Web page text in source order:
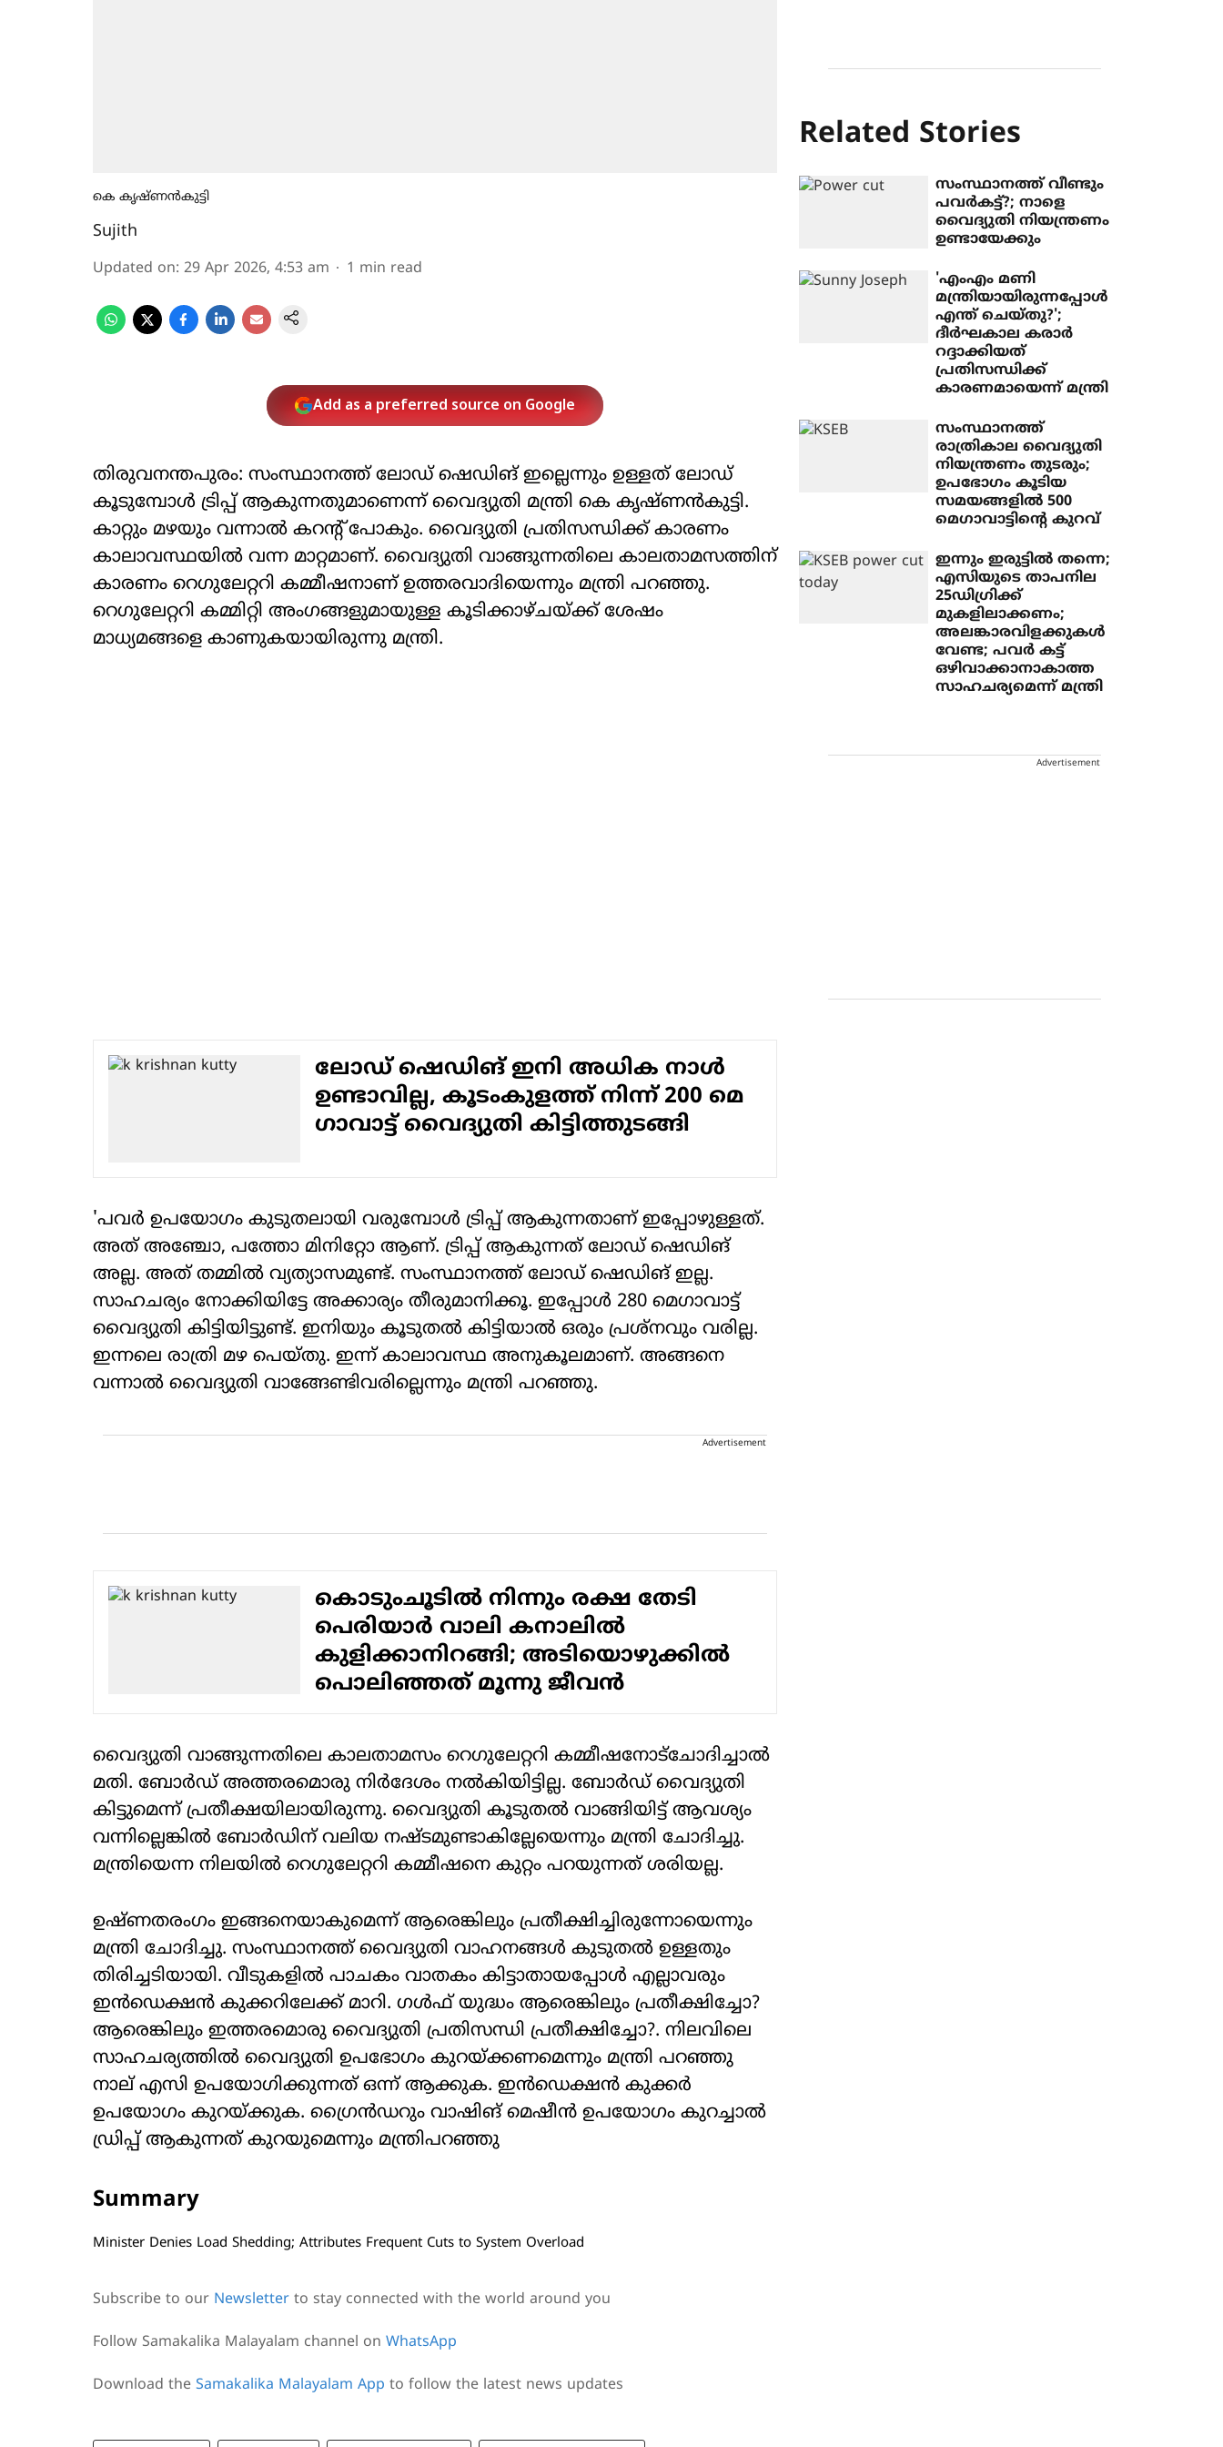
കെ കൃഷ്ണന്‍കുട്ടി
Sujith
Updated on: 29 Apr 2026, 4:53 am 1 min read
Add as a preferred source on Google
തിരുവനന്തപുരം: സംസ്ഥാനത്ത് ലോഡ് ഷെഡിങ് ഇല്ലെന്നും ഉള്ളത് ലോഡ്
കൂടുമ്പോള്‍ ട്രിപ്പ് ആകുന്നതുമാണെന്ന് വൈദ്യുതി മന്ത്രി കെ കൃഷ്ണന്‍കുട്ടി.
കാറ്റും മഴയും വന്നാല്‍ കറന്റ് പോകും. വൈദ്യുതി പ്രതിസന്ധിക്ക് കാരണം
കാലാവസ്ഥയില്‍ വന്ന മാറ്റമാണ്. വൈദ്യുതി വാങ്ങുന്നതിലെ കാലതാമസത്തിന്
കാരണം റെഗുലേറ്ററി കമ്മീഷനാണ് ഉത്തരവാദിയെന്നും മന്ത്രി പറഞ്ഞു.
റെഗുലേറ്ററി കമ്മിറ്റി അംഗങ്ങളുമായുള്ള കൂടിക്കാഴ്ചയ്ക്ക് ശേഷം
മാധ്യമങ്ങളെ കാണുകയായിരുന്നു മന്ത്രി.
ലോഡ് ഷെഡിങ് ഇനി അധിക നാൾ
ഉണ്ടാവില്ല, കൂടംകുളത്ത് നിന്ന് 200 മെ​
ഗാവാട്ട് വൈദ്യുതി കിട്ടിത്തുടങ്ങി
'പവര്‍ ഉപയോഗം കുടുതലായി വരുമ്പോള്‍ ട്രിപ്പ് ആകുന്നതാണ് ഇപ്പോഴുള്ളത്.
അത് അഞ്ചോ, പത്തോ മിനിറ്റോ ആണ്. ട്രിപ്പ് ആകുന്നത് ലോഡ് ഷെഡിങ്
അല്ല. അത് തമ്മില്‍ വ്യത്യാസമുണ്ട്. സംസ്ഥാനത്ത് ലോഡ് ഷെഡിങ് ഇല്ല.
സാഹചര്യം നോക്കിയിട്ടേ അക്കാര്യം തീരുമാനിക്കൂ. ഇപ്പോള്‍ 280 മെഗാവാട്ട്
വൈദ്യുതി കിട്ടിയിട്ടുണ്ട്. ഇനിയും കൂടുതല്‍ കിട്ടിയാല്‍ ഒരും പ്രശ്‌നവും വരില്ല.
ഇന്നലെ രാത്രി മഴ പെയ്തു. ഇന്ന് കാലാവസ്ഥ അനുകൂലമാണ്. അങ്ങനെ
വന്നാല്‍ വൈദ്യുതി വാങ്ങേണ്ടിവരില്ലെന്നും മന്ത്രി പറഞ്ഞു.
Advertisement
കൊടുംചൂടിൽ നിന്നും രക്ഷ തേടി
പെരിയാർ വാലി കനാലിൽ
കുളിക്കാനിറങ്ങി; അടിയൊഴുക്കില്‍
പൊലിഞ്ഞത് മൂന്നു ജീവന്‍
വൈദ്യുതി വാങ്ങുന്നതിലെ കാലതാമസം റെഗുലേറ്ററി കമ്മീഷനോട്‌ചോദിച്ചാല്‍
മതി. ബോര്‍ഡ് അത്തരമൊരു നിര്‍ദേശം നല്‍കിയിട്ടില്ല. ബോര്‍ഡ് വൈദ്യുതി
കിട്ടുമെന്ന് പ്രതീക്ഷയിലായിരുന്നു. വൈദ്യുതി കൂടുതല്‍ വാങ്ങിയിട്ട് ആവശ്യം
വന്നില്ലെങ്കില്‍ ബോര്‍ഡിന് വലിയ നഷ്ടമുണ്ടാകില്ലേയെന്നും മന്ത്രി ചോദിച്ചു.
മന്ത്രിയെന്ന നിലയില്‍ റെഗുലേറ്ററി കമ്മീഷനെ കുറ്റം പറയുന്നത് ശരിയല്ല.
ഉഷ്ണതരംഗം ഇങ്ങനെയാകുമെന്ന് ആരെങ്കിലും പ്രതീക്ഷിച്ചിരുന്നോയെന്നും
മന്ത്രി ചോദിച്ചു. സംസ്ഥാനത്ത് വൈദ്യുതി വാഹനങ്ങള്‍ കുടുതല്‍ ഉള്ളതും
തിരിച്ചടിയായി. വീടുകളില്‍ പാചകം വാതകം കിട്ടാതായപ്പോള്‍ എല്ലാവരും
ഇന്‍ഡെക്ഷന്‍ കുക്കറിലേക്ക് മാറി. ഗള്‍ഫ് യുദ്ധം ആരെങ്കിലും പ്രതീക്ഷിച്ചോ?
ആരെങ്കിലും ഇത്തരമൊരു വൈദ്യുതി പ്രതിസന്ധി പ്രതീക്ഷിച്ചോ?. നിലവിലെ
സാഹചര്യത്തില്‍ വൈദ്യുതി ഉപഭോഗം കുറയ്ക്കണമെന്നും മന്ത്രി പറഞ്ഞു
നാല് എസി ഉപയോഗിക്കുന്നത് ഒന്ന് ആക്കുക. ഇന്‍ഡെക്ഷന്‍ കുക്കര്‍
ഉപയോഗം കുറയ്ക്കുക. ഗ്രൈന്‍ഡറും വാഷിങ് മെഷീന്‍ ഉപയോഗം കുറച്ചാല്‍
ഡ്രിപ്പ് ആകുന്നത് കുറയുമെന്നും മന്ത്രിപറഞ്ഞു
Summary
Minister Denies Load Shedding; Attributes Frequent Cuts to System Overload
Subscribe to our Newsletter to stay connected with the world around you
Follow Samakalika Malayalam channel on WhatsApp
Download the Samakalika Malayalam App to follow the latest news updates
Related Stories
സംസ്ഥാനത്ത് വീണ്ടും
പവര്‍കട്ട്?; നാളെ
വൈദ്യുതി നിയന്ത്രണം
ഉണ്ടായേക്കും
'എംഎം മണി
മന്ത്രിയായിരുന്നപ്പോള്‍
എന്ത് ചെയ്തു?';
ദീര്‍ഘകാല കരാര്‍
റദ്ദാക്കിയത്
പ്രതിസന്ധിക്ക്
കാരണമായെന്ന് മന്ത്രി
സംസ്ഥാനത്ത്
രാത്രികാല വൈദ്യുതി
നിയന്ത്രണം തുടരും;
ഉപഭോഗം കൂടിയ
സമയങ്ങളിൽ 500
മെഗാവാട്ടിന്റെ കുറവ്
ഇന്നും ഇരുട്ടില്‍ തന്നെ;
എസിയുടെ താപനില
25ഡിഗ്രിക്ക്
മുകളിലാക്കണം;
അലങ്കാരവിളക്കുകള്‍
വേണ്ട; പവര്‍ കട്ട്
ഒഴിവാക്കാനാകാത്ത
സാഹചര്യമെന്ന് മന്ത്രി
Advertisement